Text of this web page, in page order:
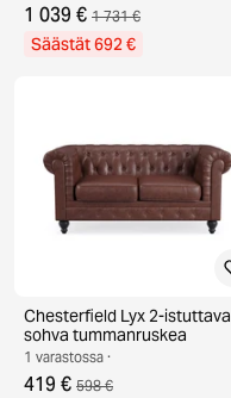
1 039 € 1 731 €
Säästät 692 €
Chesterfield Lyx 2-istuttava
sohva tummanruskea
1 varastossa ·
419 € 598 €